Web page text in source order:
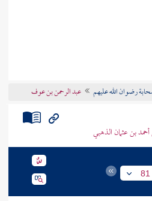
رضوان الله عليهم عبد الرحمن بن عوف
بن عثمان الذهبي
81